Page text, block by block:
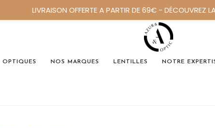
OPTIQUES NOS MARQUES LENTILLES NOTRE
LIVRAISON OFFERTE A PARTIR DE 69€ - DÉCOUVREZ